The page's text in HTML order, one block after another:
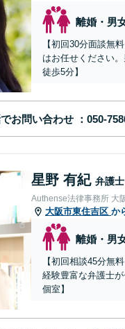
離婚・男
【初回30分面談無
はお任せください
徒歩5分】
お問い合わせ
星野 有紀 弁護士
Authense法律事務所 大
大阪市東住吉区 か
離婚・男
【初回相談45分無
経験豊富な弁護士
個室】